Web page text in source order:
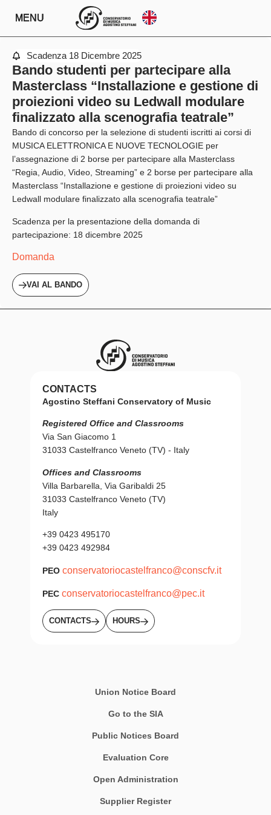
MENU
Scadenza 18 Dicembre 2025
Bando studenti per partecipare alla
Masterclass “Installazione e gestione di
proiezioni video su Ledwall modulare
finalizzato alla scenografia teatrale”
Bando di concorso per la selezione di studenti iscritti ai corsi di
MUSICA ELETTRONICA E NUOVE TECNOLOGIE per
l’assegnazione di 2 borse per partecipare alla Masterclass
“Regia, Audio, Video, Streaming” e 2 borse per partecipare alla
Masterclass “Installazione e gestione di proiezioni video su
Ledwall modulare finalizzato alla scenografia teatrale”
Scadenza per la presentazione della domanda di
partecipazione: 18 dicembre 2025
Domanda
VAI AL BANDO
CONTACTS
Agostino Steffani Conservatory of Music
Registered Office and Classrooms
Via San Giacomo 1
31033 Castelfranco Veneto (TV) - Italy
Offices and Classrooms
Villa Barbarella, Via Garibaldi 25
31033 Castelfranco Veneto (TV)
Italy
+39 0423 495170
+39 0423 492984
PEO conservatoriocastelfranco@conscfv.it
PEC conservatoriocastelfranco@pec.it
CONTACTS HOURS
Union Notice Board
Go to the SIA
Public Notices Board
Evaluation Core
Open Administration
Supplier Register